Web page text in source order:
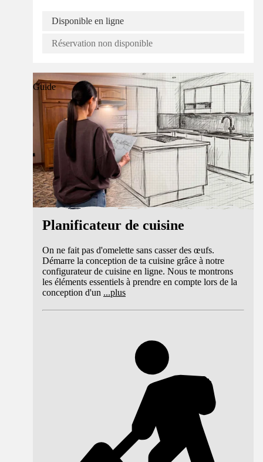
Disponible en ligne
Réservation non disponible
Guide
Planificateur de cuisine
On ne fait pas d'omelette sans casser des œufs.
Démarre la conception de ta cuisine grâce à notre
configurateur de cuisine en ligne. Nous te montrons
les éléments essentiels à prendre en compte lors de la
conception d'un ...plus